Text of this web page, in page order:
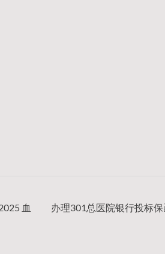
血
办理301总医院银行投标